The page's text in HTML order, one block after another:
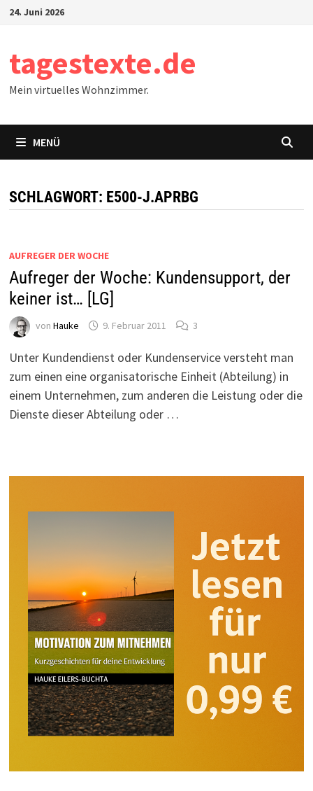
Zum24. Juni 2026
tagestexte.de
Mein virtuelles Wohnzimmer.
MENÜ
SCHLAGWORT: E500-J.APRBG
AUFREGER DER WOCHE
Aufreger der Woche: Kundensupport, der
keiner ist… [LG]
von Hauke 9. Februar 2011 3
Unter Kundendienst oder Kundenservice versteht man
zum einen eine organisatorische Einheit (Abteilung) in
einem Unternehmen, zum anderen die Leistung oder die
Dienste dieser Abteilung oder …